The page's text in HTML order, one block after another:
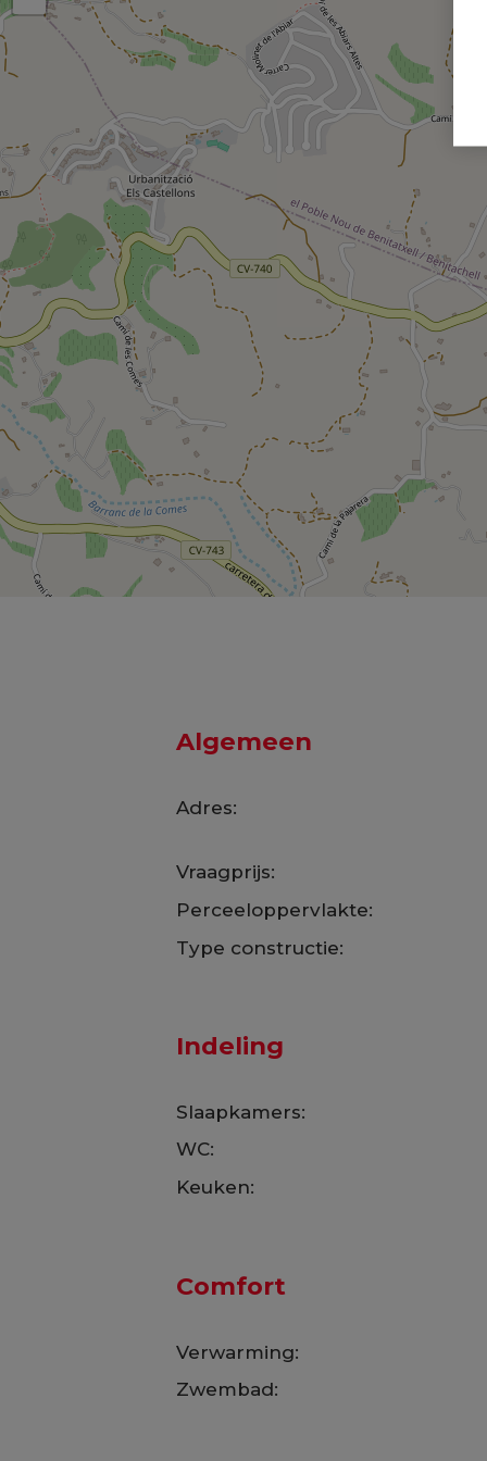
Algemeen
Adres:
Vraagprijs:
Perceeloppervlakte:
Type constructie:
Indeling
Slaapkamers:
WC:
Keuken:
Comfort
Verwarming:
Zwembad: